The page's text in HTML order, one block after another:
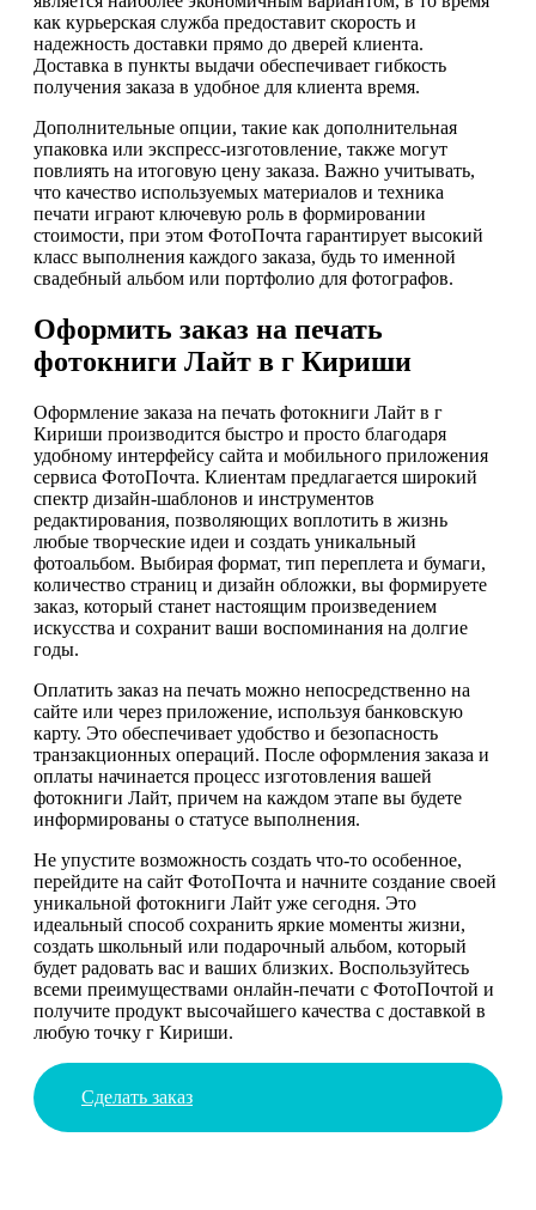
как курьерская служба предоставит скорость и
надежность доставки прямо до дверей клиента.
Доставка в пункты выдачи обеспечивает гибкость
получения заказа в удобное для клиента время.
Дополнительные опции, такие как дополнительная
упаковка или экспресс-изготовление, также могут
повлиять на итоговую цену заказа. Важно учитывать,
что качество используемых материалов и техника
печати играют ключевую роль в формировании
стоимости, при этом ФотоПочта гарантирует высокий
класс выполнения каждого заказа, будь то именной
свадебный альбом или портфолио для фотографов.
Оформить заказ на печать
фотокниги Лайт в г Кириши
Оформление заказа на печать фотокниги Лайт в г
Кириши производится быстро и просто благодаря
удобному интерфейсу сайта и мобильного приложения
сервиса ФотоПочта. Клиентам предлагается широкий
спектр дизайн-шаблонов и инструментов
редактирования, позволяющих воплотить в жизнь
любые творческие идеи и создать уникальный
фотоальбом. Выбирая формат, тип переплета и бумаги,
количество страниц и дизайн обложки, вы формируете
заказ, который станет настоящим произведением
искусства и сохранит ваши воспоминания на долгие
годы.
Оплатить заказ на печать можно непосредственно на
сайте или через приложение, используя банковскую
карту. Это обеспечивает удобство и безопасность
транзакционных операций. После оформления заказа и
оплаты начинается процесс изготовления вашей
фотокниги Лайт, причем на каждом этапе вы будете
информированы о статусе выполнения.
Не упустите возможность создать что-то особенное,
перейдите на сайт ФотоПочта и начните создание своей
уникальной фотокниги Лайт уже сегодня. Это
идеальный способ сохранить яркие моменты жизни,
создать школьный или подарочный альбом, который
будет радовать вас и ваших близких. Воспользуйтесь
всеми преимуществами онлайн-печати с ФотоПочтой и
получите продукт высочайшего качества с доставкой в
любую точку г Кириши.
Сделать заказ